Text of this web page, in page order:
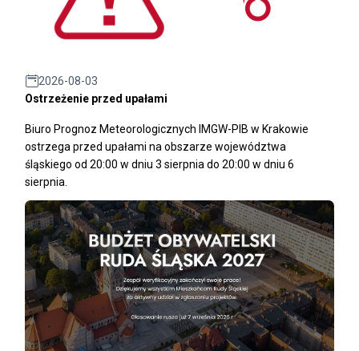
2026-08-03
Ostrzeżenie przed upałami
Biuro Prognoz Meteorologicznych IMGW-PIB w Krakowie
ostrzega przed upałami na obszarze województwa
śląskiego od 20:00 w dniu 3 sierpnia do 20:00 w dniu 6
sierpnia.